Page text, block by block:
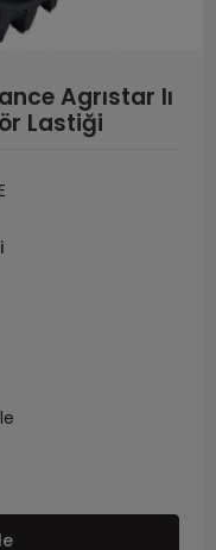
Agrıstar Iı
Lastiği